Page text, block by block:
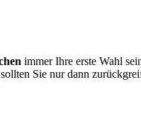
immer Ihre erste Wahl
sollten Sie nur dann